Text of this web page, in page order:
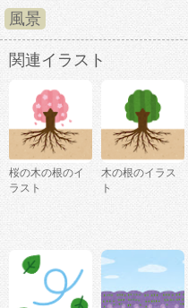
風景
関連イラスト
桜の木の根のイ
ラスト
木の根のイラス
ト